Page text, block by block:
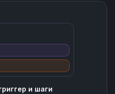
и шаги